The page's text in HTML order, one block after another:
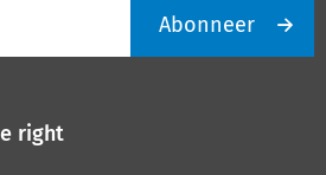
Abonneer
right